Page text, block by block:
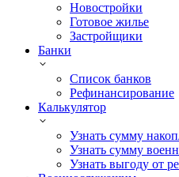
Новостройки
Готовое жилье
Застройщики
Банки
Список банков
Рефинансирование
Калькулятор
Узнать сумму
Узнать сумму
Узнать выгоду от